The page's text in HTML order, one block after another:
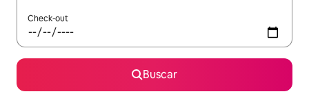
Check-out
Buscar